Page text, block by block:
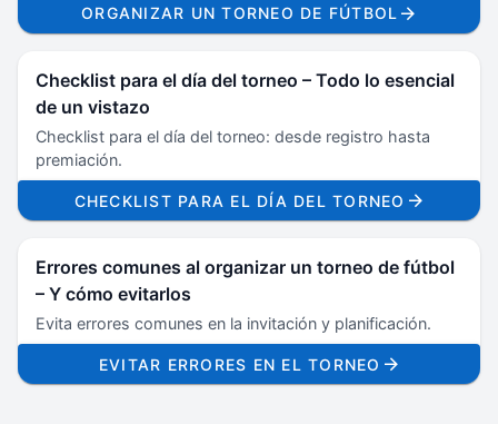
ORGANIZAR UN TORNEO DE FÚTBOL
Checklist para el día del torneo – Todo lo esencial
de un vistazo
Checklist para el día del torneo: desde registro hasta
premiación.
CHECKLIST PARA EL DÍA DEL TORNEO
Errores comunes al organizar un torneo de fútbol
– Y cómo evitarlos
Evita errores comunes en la invitación y planificación.
EVITAR ERRORES EN EL TORNEO